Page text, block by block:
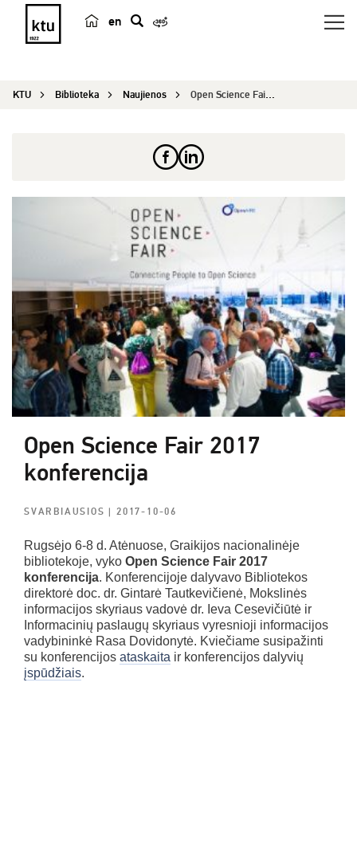
en
e
KTU Biblioteka Naujienos Open Science Fair 2017 konferencija
Open Science Fair 2017
konferencija
SVARBIAUSIOS | 2017-10-06
Rugsėjo 6-8 d. Atėnuose, Graikijos nacionalinėje
bibliotekoje, vyko Open Science Fair 2017
konferencija. Konferencijoje dalyvavo Bibliotekos
direktorė doc. dr. Gintarė Tautkevičienė, Mokslinės
informacijos skyriaus vadovė dr. Ieva Cesevičiūtė ir
Informacinių paslaugų skyriaus vyresnioji informacijos
vadybininkė Rasa Dovidonytė. Kviečiame susipažinti
su konferencijos ataskaita ir konferencijos dalyvių
įspūdžiais.